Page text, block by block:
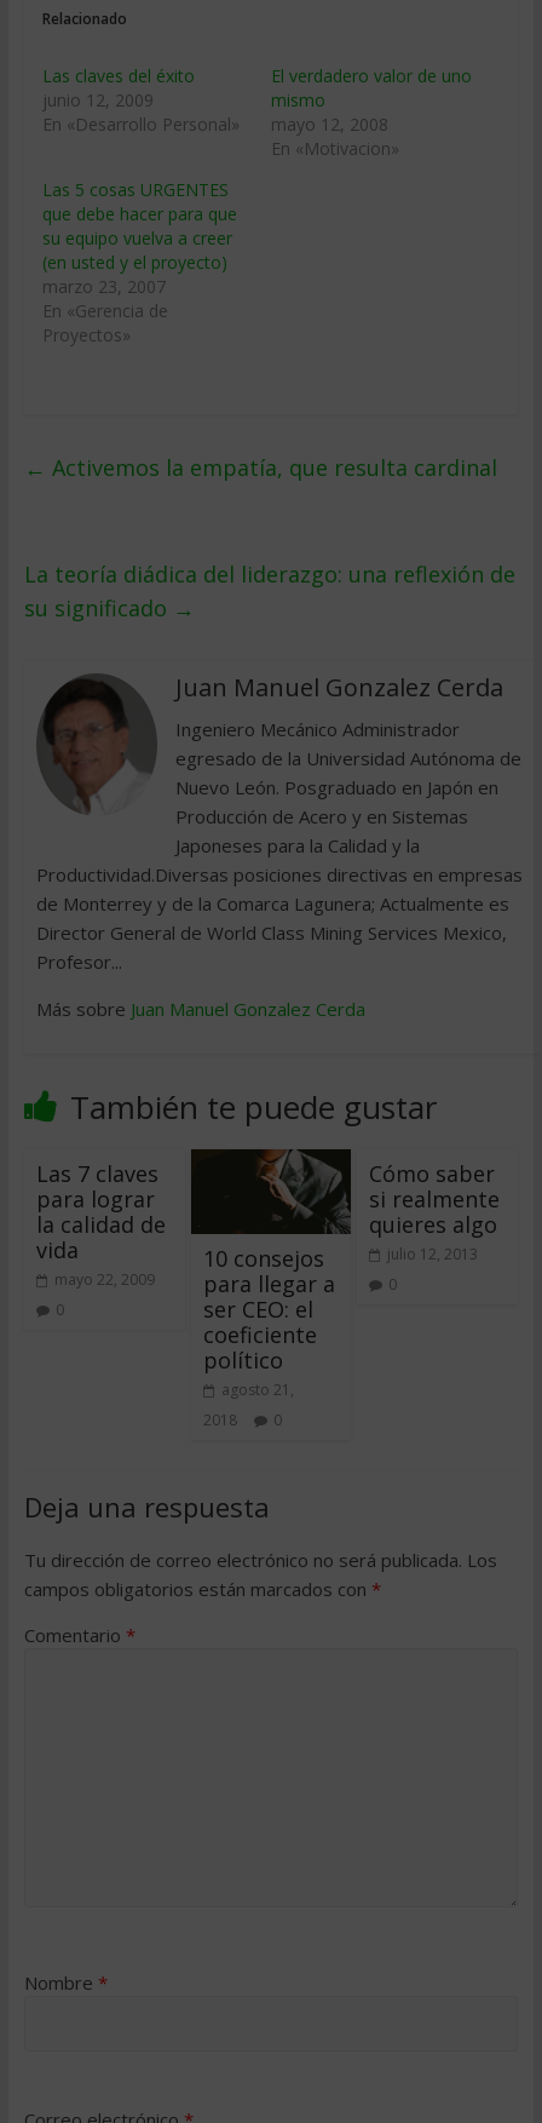
Relacionado
Las claves del éxito
junio 12, 2009
En «Desarrollo Personal»
El verdadero valor de uno
mismo
mayo 12, 2008
En «Motivacion»
Las 5 cosas URGENTES
que debe hacer para que
su equipo vuelva a creer
(en usted y el proyecto)
marzo 23, 2007
En «Gerencia de
Proyectos»
← Activemos la empatía, que resulta cardinal
La teoría diádica del liderazgo: una reflexión de
su significado →
Juan Manuel Gonzalez Cerda
Ingeniero Mecánico Administrador
egresado de la Universidad Autónoma de
Nuevo León. Posgraduado en Japón en
Producción de Acero y en Sistemas
Japoneses para la Calidad y la
Productividad.Diversas posiciones directivas en empresas
de Monterrey y de la Comarca Lagunera; Actualmente es
Director General de World Class Mining Services Mexico,
Profesor...
Más sobre Juan Manuel Gonzalez Cerda
También te puede gustar
Las 7 claves
para lograr
la calidad de
vida
mayo 22, 2009
0
10 consejos
para llegar a
ser CEO: el
coeficiente
político
agosto 21,
2018
0
Cómo saber
si realmente
quieres algo
julio 12, 2013
0
Deja una respuesta
Tu dirección de correo electrónico no será publicada. Los
campos obligatorios están marcados con *
Comentario *
Nombre *